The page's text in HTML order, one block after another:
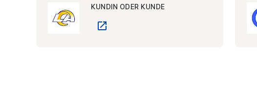
KUNDIN ODER KUNDE